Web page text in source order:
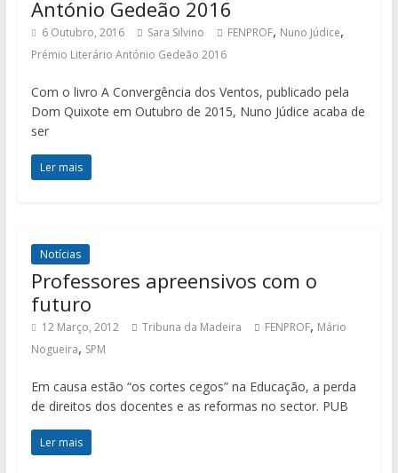
António Gedeão 2016
6 Outubro, 2016 Sara Silvino FENPROF, Nuno Júdice,
Prémio Literário António Gedeão 2016
Com o livro A Convergência dos Ventos, publicado pela
Dom Quixote em Outubro de 2015, Nuno Júdice acaba de
ser
Ler mais
Notícias
Professores apreensivos com o
futuro
12 Março, 2012 Tribuna da Madeira FENPROF, Mário
Nogueira, SPM
Em causa estão “os cortes cegos” na Educação, a perda
de direitos dos docentes e as reformas no sector. PUB
Ler mais